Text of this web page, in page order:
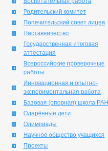
Родительский комитет
Попечительский совет лицея
Наставничество
Государственная итоговая
аттестация
Всероссийские проверочные
работы
Инновационная и опытно-
экспериментальная работа
Базовая (опорная) школа РАН
Одарённые дети
Олимпиады
Научное общество учащихся
Проекты